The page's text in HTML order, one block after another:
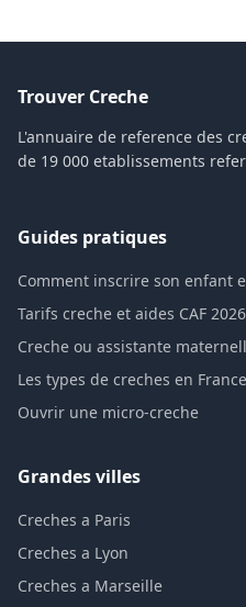
Trouver Creche
L'annuaire de reference des
de 19 000 etablissements
Guides pratiques
Comment inscrire son enfant
Tarifs creche et aides CAF 2026
Creche ou assistante
Les types de creches en France
Ouvrir une micro-creche
Grandes villes
Creches a Paris
Creches a Lyon
Creches a Marseille